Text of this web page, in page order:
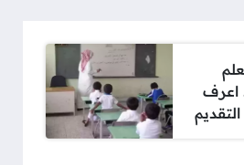
1446.. اعرف